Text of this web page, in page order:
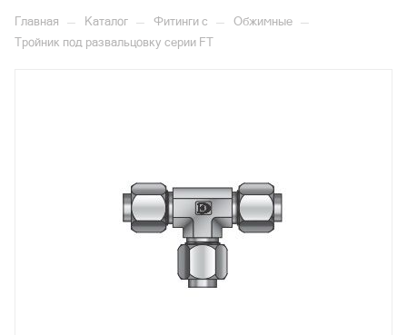
Главная — Каталог — Фитинги c — Обжимные —
Тройник под развальцовку серии FT